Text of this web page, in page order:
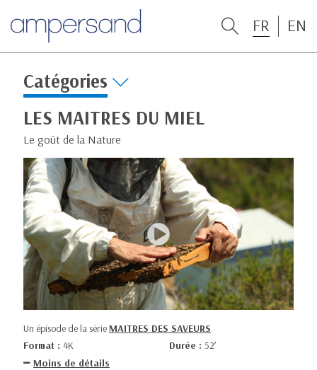
FR EN
Catégories
LES MAITRES DU MIEL
Le goût de la Nature
Un épisode de la sérieMAITRES DES SAVEURS
Format : 4K Durée : 52’
Moins de détails